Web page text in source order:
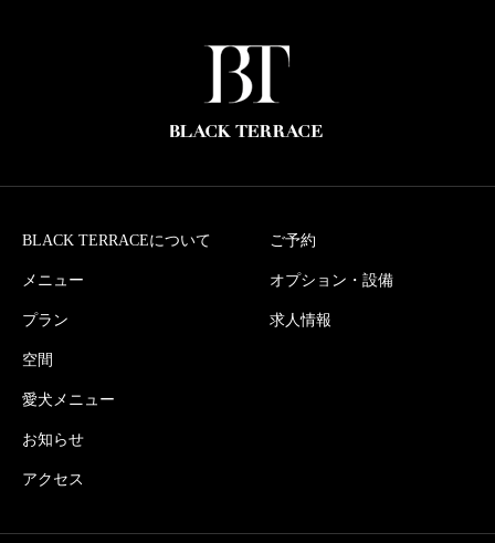
BLACK TERRACEについて
メニュー
プラン
空間
愛犬メニュー
お知らせ
アクセス
ご予約
オプション・設備
求人情報